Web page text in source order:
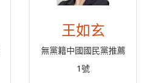
王如玄
無黨籍中國國民黨推薦
1號